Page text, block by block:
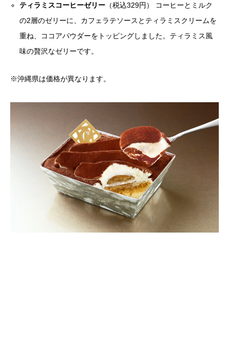
ティラミスコーヒーゼリー （税込329円） コーヒーとミルク
の2層のゼリーに、カフェラテソースとティラミスクリームを
重ね、ココアパウダーをトッピングしました。ティラミス風
味の贅沢なゼリーです。
※沖縄県は価格が異なります。